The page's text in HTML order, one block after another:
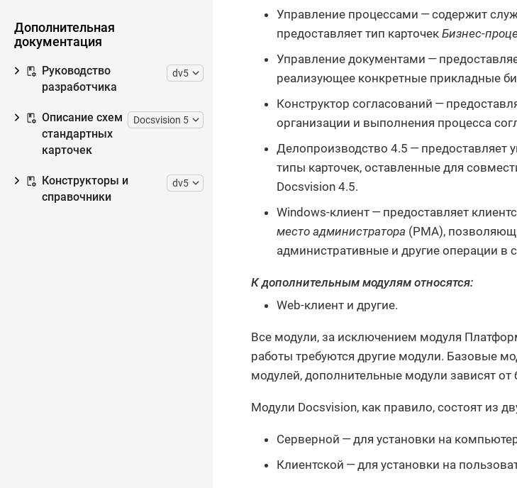
Дополнительная
документация
Руководство
разработчика
dv5
Описание схем
стандартных
карточек
Docsvision 5
Конструкторы и
справочники
dv5
Управление процессами — содержит
предоставляет тип карточек Бизнес-
Управление документами —
реализующее конкретные прикладные
Конструктор согласований —
организации и выполнения процесса
Делопроизводство 4.5 — предоставляет
типы карточек, оставленные для
Docsvision 4.5.
Windows-клиент — предоставляет
место администратора (РМА),
административные и другие операции в
К дополнительным модулям относятся:
Web-клиент и другие.
Все модули, за исключением модуля
работы требуются другие модули. Базовые
модулей, дополнительные модули зависят от
Модули Docsvision, как правило, состоят из
Серверной — для установки на
Клиентской — для установки на